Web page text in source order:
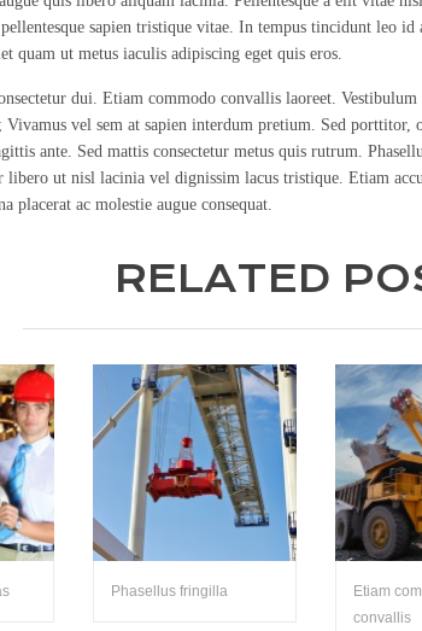
sapien tristique vitae. In tempus tincidunt leo id
quam ut metus iaculis adipiscing eget quis eros.
dui. Etiam commodo convallis laoreet.
Vivamus vel sem at sapien interdum pretium. Sed
ante. Sed mattis consectetur metus quis rutrum.
libero ut nisl lacinia vel dignissim lacus tristique. Etiam
placerat ac molestie augue consequat.
RELATED
Phasellus fringilla
Etiam
convallis